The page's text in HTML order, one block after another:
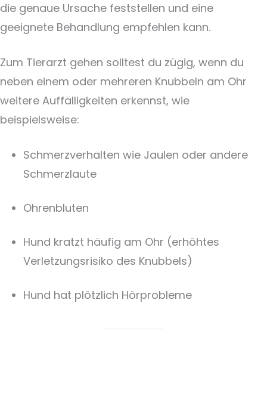
die genaue Ursache feststellen und eine
geeignete Behandlung empfehlen kann.
Zum Tierarzt gehen solltest du zügig, wenn du
neben einem oder mehreren Knubbeln am Ohr
weitere Auffälligkeiten erkennst, wie
beispielsweise:
Schmerzverhalten wie Jaulen oder andere
Schmerzlaute
Ohrenbluten
Hund kratzt häufig am Ohr (erhöhtes
Verletzungsrisiko des Knubbels)
Hund hat plötzlich Hörprobleme